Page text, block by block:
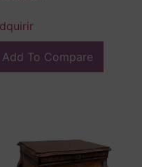
Add To Compare